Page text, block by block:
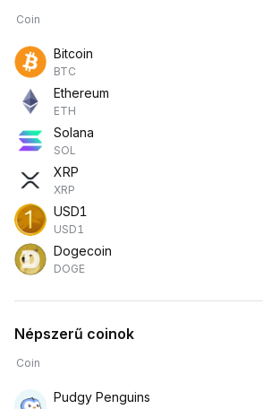
Coin
Bitcoin
BTC
Ethereum
ETH
Solana
SOL
XRP
XRP
USD1
USD1
Dogecoin
DOGE
Népszerű coinok
Coin
Pudgy Penguins